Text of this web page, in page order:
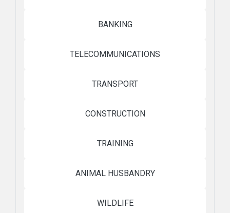
BANKING
TELECOMMUNICATIONS
TRANSPORT
CONSTRUCTION
TRAINING
ANIMAL HUSBANDRY
WILDLIFE